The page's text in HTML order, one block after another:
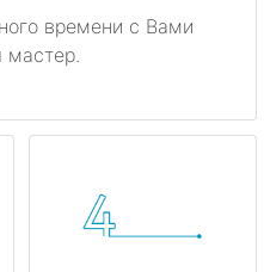
времени с Вами
мастер.